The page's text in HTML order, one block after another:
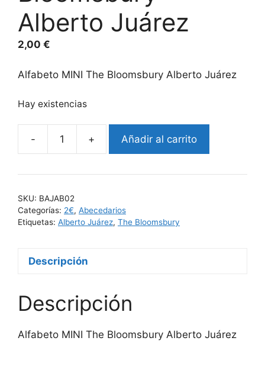
Alberto Juárez
2,00 €
Alfabeto MINI The Bloomsbury Alberto Juárez
Hay existencias
- + Añadir al carrito
SKU: BAJAB02
Categorías: 2€, Abecedarios
Etiquetas: Alberto Juárez, The Bloomsbury
Descripción
Descripción
Alfabeto MINI The Bloomsbury Alberto Juárez